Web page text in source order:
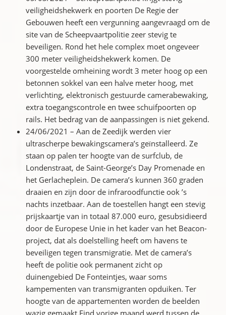
veiligheidshekwerk en poorten De Regie der
Gebouwen heeft een vergunning aangevraagd om de
site van de Scheepvaartpolitie zeer stevig te
beveiligen. Rond het hele complex moet ongeveer
300 meter veiligheidshekwerk komen. De
voorgestelde omheining wordt 3 meter hoog op een
betonnen sokkel van een halve meter hoog, met
verlichting, elektronisch gestuurde camerabewaking,
extra toegangscontrole en twee schuifpoorten op
rails. Het bedrag van de aanpassingen is niet gekend.
24/06/2021 – Aan de Zeedijk werden vier
ultrascherpe bewakingscamera’s geïnstalleerd. Ze
staan op palen ter hoogte van de surfclub, de
Londenstraat, de Saint-George’s Day Promenade en
het Gerlacheplein. De camera’s kunnen 360 graden
draaien en zijn door de infraroodfunctie ook ’s
nachts inzetbaar. Aan de toestellen hangt een stevig
prijskaartje van in totaal 87.000 euro, gesubsidieerd
door de Europese Unie in het kader van het Beacon-
project, dat als doelstelling heeft om havens te
beveiligen tegen transmigratie. Met de camera’s
heeft de politie ook permanent zicht op
duinengebied De Fonteintjes, waar soms
kampementen van transmigranten opduiken. Ter
hoogte van de appartementen worden de beelden
wazig gemaakt.Eind vorige maand werd tussen de